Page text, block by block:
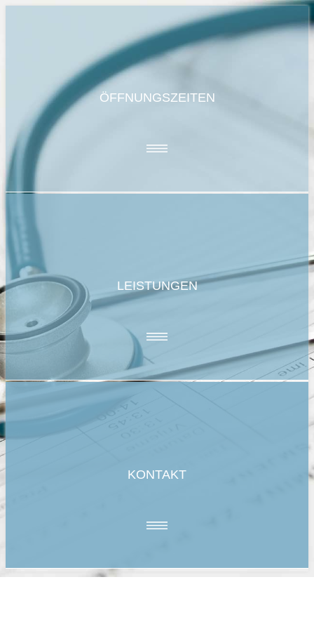
ÖFFNUNGSZEITEN
LEISTUNGEN
KONTAKT